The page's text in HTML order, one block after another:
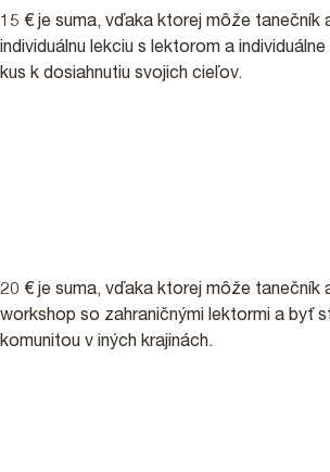
15 € je suma, vďaka ktorej môže tanečník
individuálnu lekciu s lektorom a
kus k dosiahnutiu svojich cieľov.
20 € je suma, vďaka ktorej môže tanečník
workshop so zahraničnými lektormi a byť
komunitou v iných krajinách.